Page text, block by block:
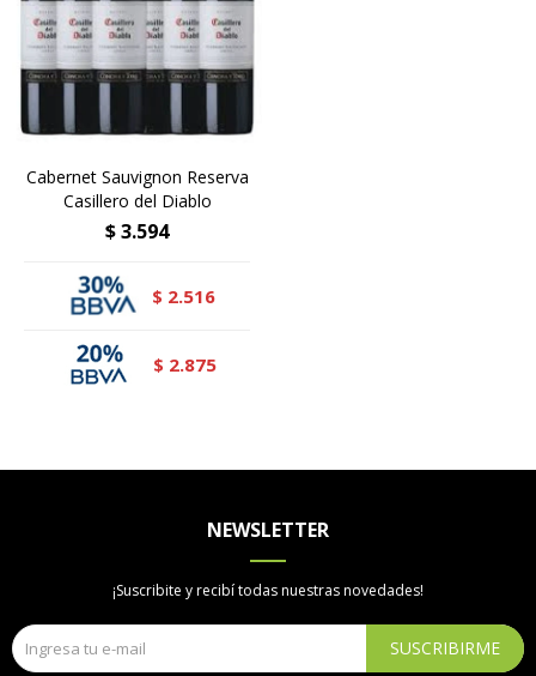
Cabernet Sauvignon Reserva
Casillero del Diablo
$3.594
$ 2.516
$ 2.875
NEWSLETTER
¡Suscribite y recibí todas nuestras novedades!
SUSCRIBIRME